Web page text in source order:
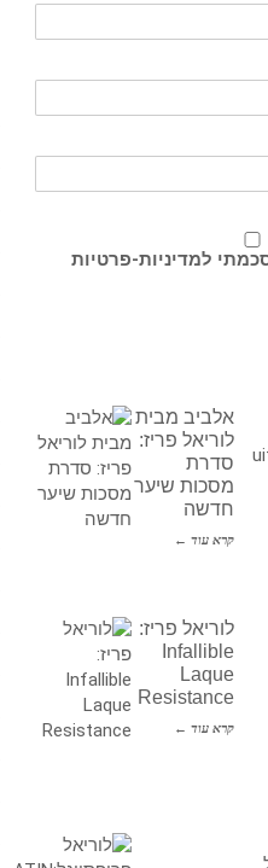
למדיניות-פרטיות
אלביב מבית
לוריאל פריז:
סדרת
מסכות שיער
חדשה
קרא עוד ←
לוריאל פריז:
Infallible
Laque
Resistance
קרא עוד ←